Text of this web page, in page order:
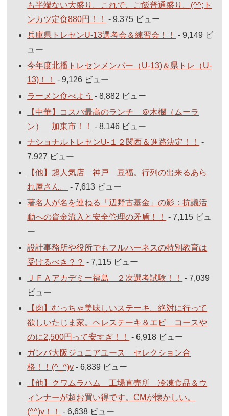
も半端ない大盛り。これで、ご飯普通盛り。(^^;ト
ンカツ定食880円！！
- 9,375 ビュー
兵庫県トレセンU-13選考会＆練習会！！
- 9,149 ビ
ュー
今年度北播トレセンメンバー（U-13)＆県トレ（U-
13)！！
- 9,126 ビュー
ラーメン食べよう - 8,882 ビュー
【中華】コスパ最高のランチ ＠木欄（ムーラ
ン） 加東市！！
- 8,146 ビュー
ナショナルトレセンU-１２関西＆進路決定！！
-
7,927 ビュー
【他】超人気店 神戸 豆福。行列の出来るあら
れ屋さん。
- 7,613 ビュー
著名人が名を連ねる「辺野古基金」の影：抗議活
動への資金流入と安全管理の矛盾！！
- 7,115 ビュ
ー
設計事務所や役所でもフルハーネスの特別教育は
受けるべき？？ - 7,115 ビュー
ＪＦＡアカデミー福島 ２次選考試験！！
- 7,039
ビュー
【肉】むっちゃ美味しいステーキ。絶対に行って
欲しいたじま家。ヘレステーキ＆エビ コースや
のに2,500円って安すぎ！！
- 6,918 ビュー
ガンバ大阪ジュニアユース セレクション合
格！！(^_^)v - 6,839 ビュー
【他】クワムラハム 工場直売所 冷凍食品＆ウ
ィンナーが超お買い得です。CMが懐かしい。
(^^)v！！
- 6,638 ビュー